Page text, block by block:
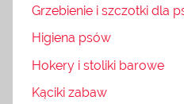
Grzebienie i szczotki dla
Higiena psów
Hokery i stoliki barowe
Kąciki zabaw